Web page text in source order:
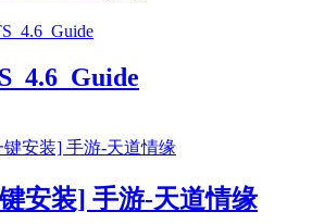
安装] 手游-天道情缘